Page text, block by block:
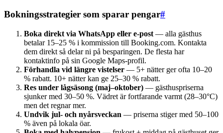
Bokningsstrategier som sparar pengar#
Boka direkt via WhatsApp eller e-post — alla gästhus
betalar 15–25 % i kommission till Booking.com. Kontakta
dem direkt så delar ni på besparingen. De flesta har
kontaktinfo på sin Google Maps-profil.
Förhandla vid längre vistelser — 5+ nätter ger ofta 10–20
% rabatt. 10+ nätter kan ge 25–30 % rabatt.
Res under lågsäsong (maj–oktober) — gästhuspriserna
sjunker med 30–50 %. Vädret är fortfarande varmt (28–30°C)
men det regnar mer.
Undvik jul- och nyårsveckan — priserna stiger med 50–100
% även på lokala öar.